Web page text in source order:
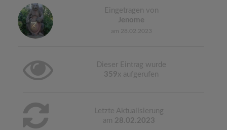
Eingetragen von
Jenome
am 28.02.2023
Dieser Eintrag wurde
359x aufgerufen
Letzte Aktualisierung
am 28.02.2023